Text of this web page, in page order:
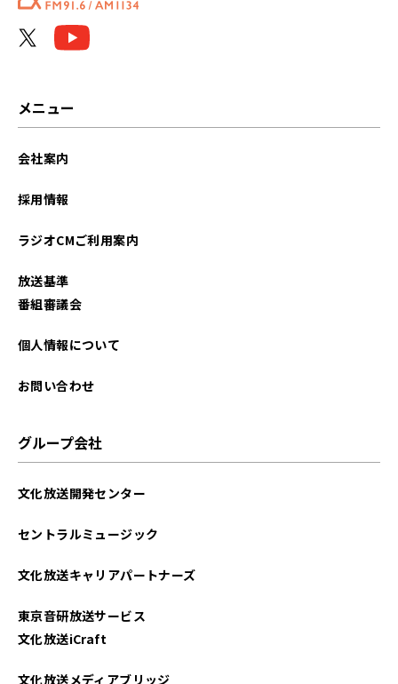
2024年09月
2024年02月
2023年09月
メニュー
会社案内
採用情報
ラジオCMご利用案内
放送基準
番組審議会
個人情報について
お問い合わせ
グループ会社
文化放送開発センター
セントラルミュージック
文化放送キャリアパートナーズ
東京音研放送サービス
文化放送iCraft
文化放送メディアブリッジ